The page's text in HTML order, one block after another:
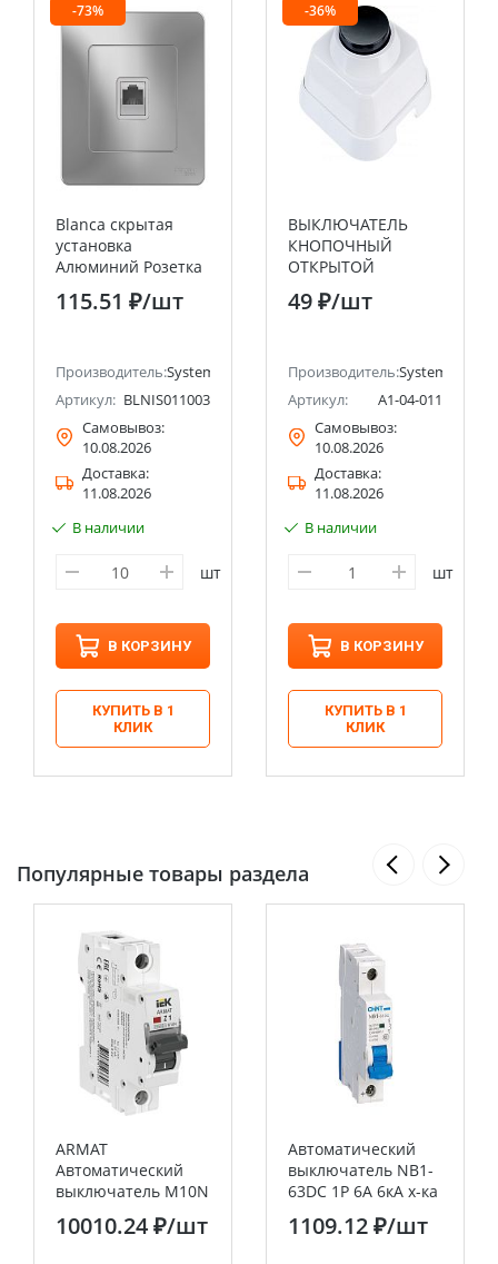
(ранее Schneider Electric)
-73%
Blanca скрытая
установка
Алюминий Розетка
ТЛФ RJ11 Systeme
Electric (Schneider
115.51 ₽/шт
Производитель:Systeme Electric (ранее Schneider Electric)
Артикул: BLNIS011003
Самовывоз:
10.08.2026
Доставка:
11.08.2026
В наличии
шт
В КОРЗИНУ
КУПИТЬ В 1
КЛИК
-36%
ВЫКЛЮЧАТЕЛЬ
КНОПОЧНЫЙ
ОТКРЫТОЙ
УСТАНОВКИ ДЛЯ
ЭЛ.ЗВОНКОВ,
49 ₽/шт
Производитель:Systeme
Артикул:
A1-04-011
Самовывоз:
10.08.2026
Доставка:
11.08.2026
В наличии
шт
В КОРЗИНУ
КУПИТЬ В 1
КЛИК
Популярные товары раздела
ARMAT
Автоматический
выключатель M10N
10010.24 ₽/шт
Автоматический
выключатель NB1-
63DC 1P 6A 6кА х-ка
C 250В DC (R) CHINT
1109.12 ₽/шт